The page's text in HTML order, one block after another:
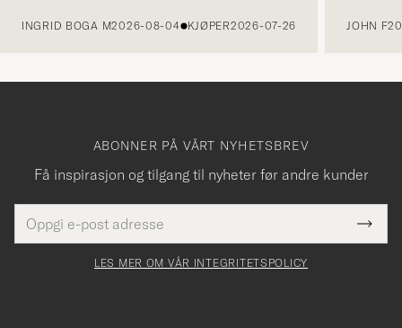
INGRID BOGA M2026-08-04 KJØPER2026-07-26 JOHN F
ABONNER PÅ VÅRT NYHETSBREV
Få inspirasjon og tilgang til nyheter før andre kunder
postadresse
felt
Tack
för
LES MER OM VÅR INTEGRITETSPOLICY